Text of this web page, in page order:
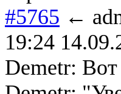
#5765 ←
19:24
Demetr: